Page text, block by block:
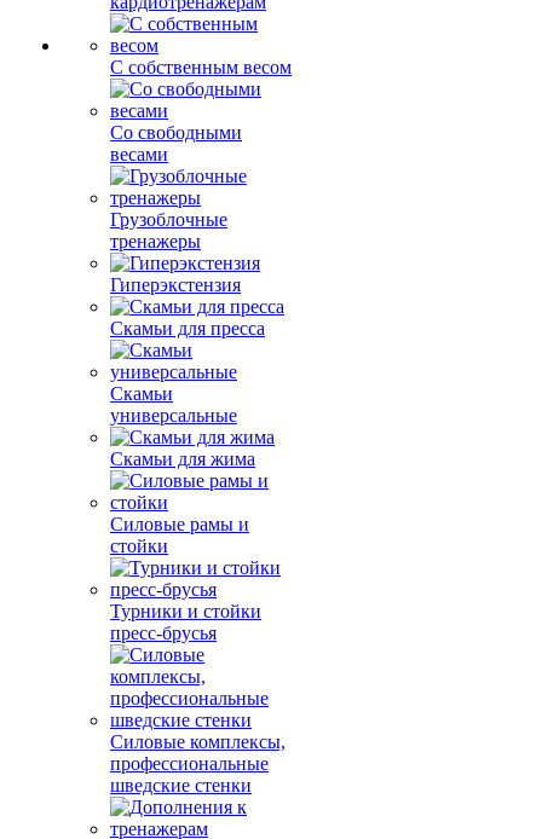
С собственным весом
Со свободными
весами
Грузоблочные
тренажеры
Гиперэкстензия
Скамьи для пресса
Скамьи
универсальные
Скамьи для жима
Силовые рамы и
стойки
Турники и стойки
пресс-брусья
Силовые комплексы,
профессиональные
шведские стенки